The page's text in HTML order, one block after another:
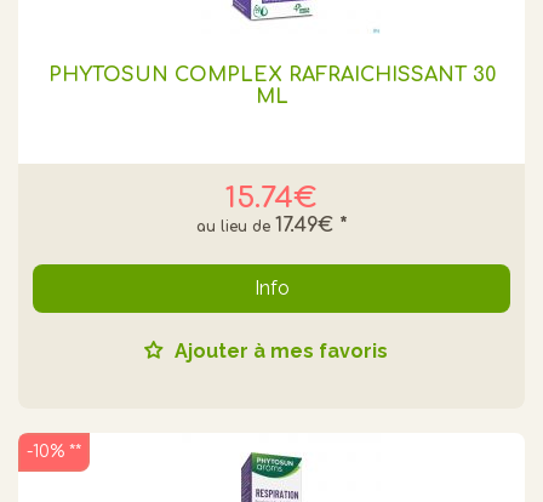
PHYTOSUN COMPLEX RAFRAICHISSANT 30
ML
15.74€
17.49€ *
Info
Ajouter à mes favoris
-10% **